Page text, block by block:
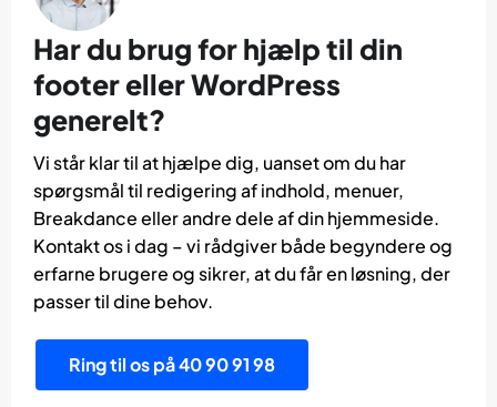
Har du brug for hjælp til din
footer eller WordPress
generelt?
Vi står klar til at hjælpe dig, uanset om du har
spørgsmål til redigering af indhold, menuer,
Breakdance eller andre dele af din hjemmeside.
Kontakt os i dag – vi rådgiver både begyndere og
erfarne brugere og sikrer, at du får en løsning, der
passer til dine behov.
Ring til os på 40 90 91 98